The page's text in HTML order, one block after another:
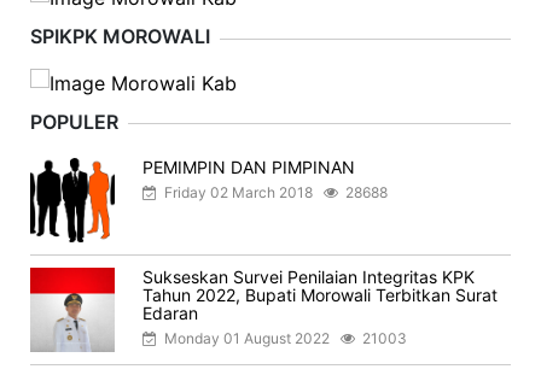
SPIKPK MOROWALI
POPULER
PEMIMPIN DAN PIMPINAN
Friday 02 March 2018 28688
Sukseskan Survei Penilaian Integritas KPK
Tahun 2022, Bupati Morowali Terbitkan Surat
Edaran
Monday 01 August 2022 21003